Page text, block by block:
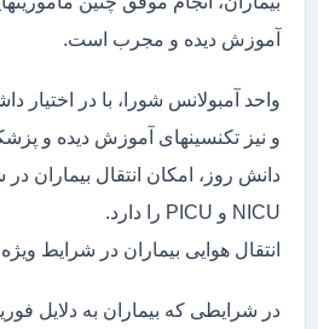
آموزش دیده و مجرب است.
واحد آمبولانس شورا، با در
و نیز تکنسینهای آموزش دیده و
NICU و PICU را دارد.
انتقال هوایی بیماران در شرایط ویژه
در شرایطی که بیماران به دلایل